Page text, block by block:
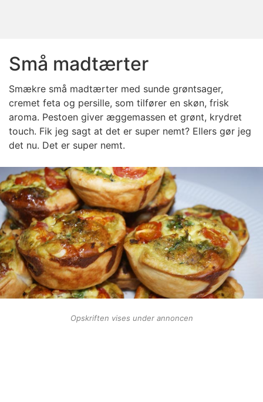
Små madtærter
Smækre små madtærter med sunde grøntsager,
cremet feta og persille, som tilfører en skøn, frisk
aroma. Pestoen giver æggemassen et grønt, krydret
touch. Fik jeg sagt at det er super nemt? Ellers gør jeg
det nu. Det er super nemt.
Opskriften vises under annoncen